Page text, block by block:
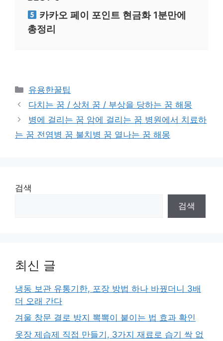
카카오 페이 포인트 현금화 1분만에
총정리
카
테
고
리
유용한꿀팁
다치는 꿈 / 상처 꿈 / 부상을 당하는 꿈 해몽
병에 걸리는 꿈 암에 걸리는 꿈 병원에서 치료하
는 꿈 전염병 꿈 불치병 꿈 열나는 꿈 해몽
검색
검색
최신 글
냉동 보관 유통기한, 포장 방법 하나 바꿨더니 3배
더 오래 간다
겨울 창문 결로 방지 뽁뽁이 붙이는 법 효과 확인
옷장 제습제 직접 만들기, 3가지 재료로 습기 싹 없